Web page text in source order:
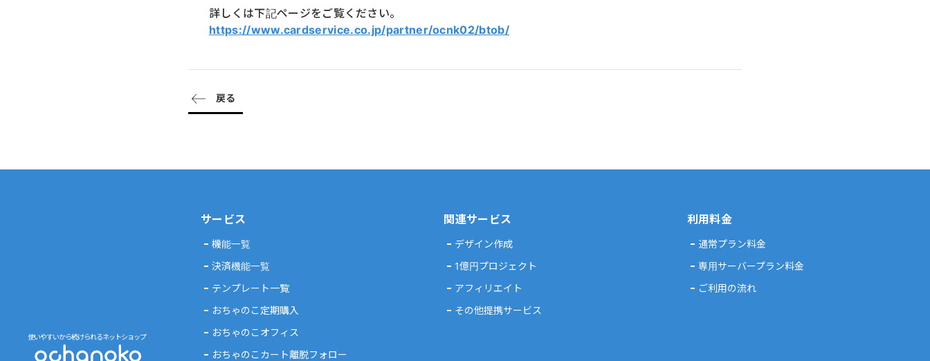
詳しくは下記ページをご覧ください。
https://www.cardservice.co.jp/partner/ocnk02/btob/
戻る
使いやすいから続けられるネットショップ
サービス
機能一覧
決済機能一覧
テンプレート一覧
おちゃのこ定期購入
おちゃのこオフィス
おちゃのこカート離脱フォロー
関連サービス
デザイン作成
1億円プロジェクト
アフィリエイト
その他提携サービス
利用料金
通常プラン料金
専用サーバープラン料金
ご利用の流れ